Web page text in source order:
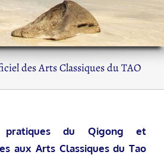
des Arts Classiques du TAO
pratiques du Qigong et
aux Arts Classiques du Tao